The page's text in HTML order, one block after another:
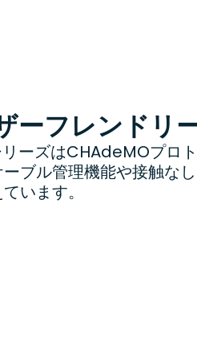
ーフレンドリ
ーズはCHAdeMOプロ
ーブル管理機能や接触な
います。